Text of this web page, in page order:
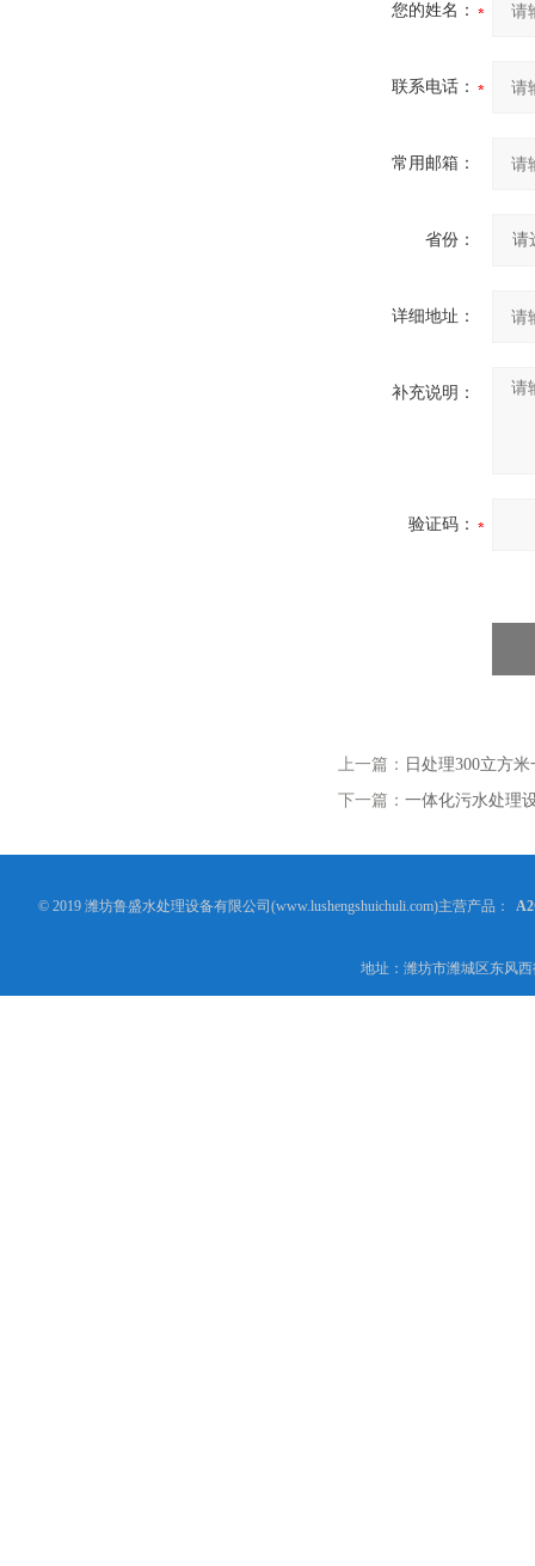
您的姓名：
联系电话：
常用邮箱：
省份：
详细地址：
补充说明：
验证码：
上一篇： 日处理300立方
下一篇： 一体化污水处理
© 2019 潍坊鲁盛水处理设备有限公司(www.lushengshuichuli.com)主营产品：
地址：潍坊市潍城区东风